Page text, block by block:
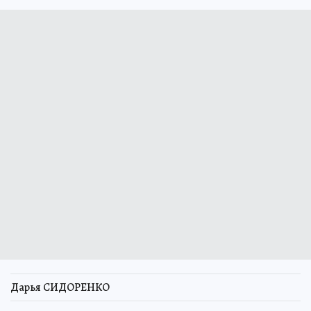
Дарья СИДОРЕНКО